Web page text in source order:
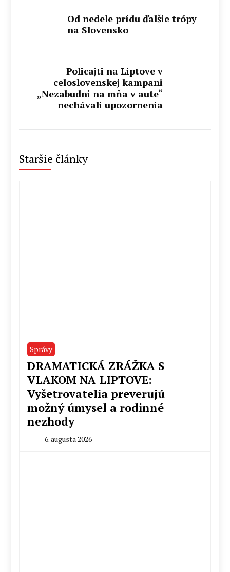
Od nedele prídu ďalšie trópy
na Slovensko
Policajti na Liptove v
celoslovenskej kampani
„Nezabudni na mňa v aute“
nechávali upozornenia
Staršie články
Správy
DRAMATICKÁ ZRÁŽKA S
VLAKOM NA LIPTOVE:
Vyšetrovatelia preverujú
možný úmysel a rodinné
nezhody
6. augusta 2026